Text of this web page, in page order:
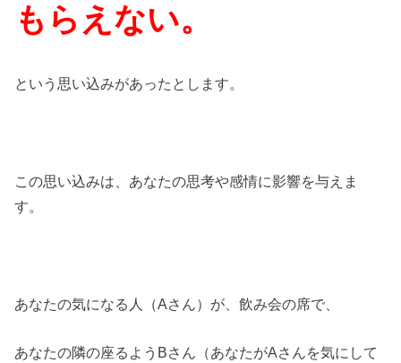
もらえない。
という思い込みがあったとします。
この思い込みは、あなたの思考や感情に影響を与えま
す。
あなたの気になる人（Aさん）が、飲み会の席で、
あなたの隣の座るようBさん（あなたがAさんを気にして